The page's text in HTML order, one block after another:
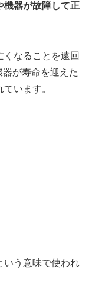
機器が故障して正
なることを遠回
が寿命を迎えた
います。
いう意味で使われ